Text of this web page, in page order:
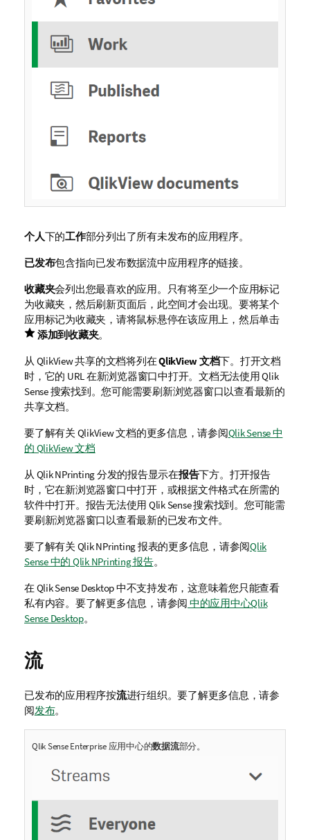
个人下的工作部分列出了所有未发布的应用程序。
已发布包含指向已发布数据流中应用程序的链接。
收藏夹会列出您最喜欢的应用。只有将至少一个应用标记
为收藏夹，然后刷新页面后，此空间才会出现。要将某个
应用标记为收藏夹，请将鼠标悬停在该应用上，然后单击
添加到收藏夹。
从 QlikView共享的文档将列在QlikView 文档下。打开文档
时，它的 URL 在新浏览器窗口中打开。文档无法使用Qlik
Sense搜索找到。您可能需要刷新浏览器窗口以查看最新的
共享文档。
要了解有关 QlikView文档的更多信息，请参阅Qlik Sense 中
的 QlikView 文档
从 QlikNPrinting分发的报告显示在报告下方。打开报告
时，它在新浏览器窗口中打开，或根据文件格式在所需的
软件中打开。报告无法使用 Qlik Sense搜索找到。您可能需
要刷新浏览器窗口以查看最新的已发布文件。
要了解有关 Qlik NPrinting报表的更多信息，请参阅Qlik
Sense 中的 Qlik NPrinting 报告。
在 Qlik Sense Desktop中不支持发布，这意味着您只能查看
私有内容。 要了解更多信息，请参阅 中的应用中心Qlik
Sense Desktop。
流
已发布的应用程序按流进行组织。要了解更多信息，请参
阅发布。
Qlik Sense Enterprise应用中心的数据流部分。